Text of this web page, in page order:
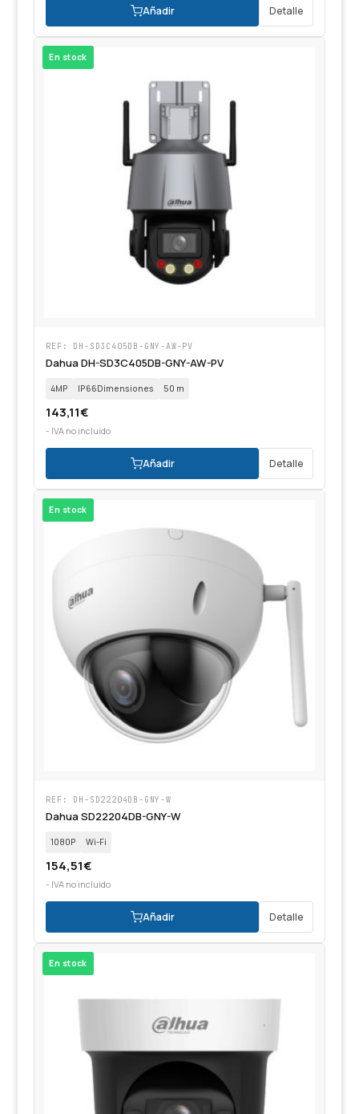
Añadir Detalle
En stock
REF: DH-SD3C405DB-GNY-AW-PV
Dahua DH-SD3C405DB-GNY-AW-PV
4MP IP66Dimensiones 50 m
143,11€
- IVA no incluido
Añadir Detalle
En stock
REF: DH-SD22204DB-GNY-W
Dahua SD22204DB-GNY-W
1080P Wi-Fi
154,51€
- IVA no incluido
Añadir Detalle
En stock